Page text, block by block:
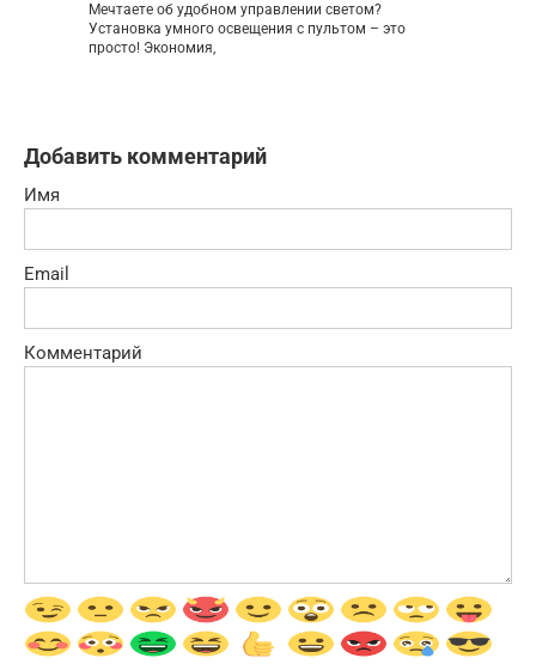
Мечтаете об удобном управлении светом?
Установка умного освещения с пультом – это
просто! Экономия,
Добавить комментарий
Имя
Email
Комментарий